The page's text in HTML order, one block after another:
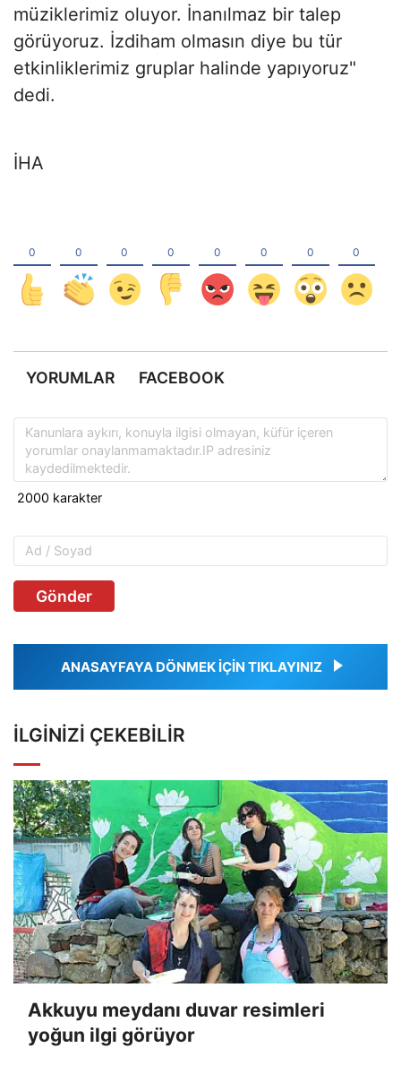
müziklerimiz oluyor. İnanılmaz bir talep
görüyoruz. İzdiham olmasın diye bu tür
etkinliklerimiz gruplar halinde yapıyoruz"
dedi.
İHA
YORUMLAR FACEBOOK
Gönder
ANASAYFAYA DÖNMEK İÇİN TIKLAYINIZ
İLGINIZI ÇEKEBILIR
Akkuyu meydanı duvar resimleri
yoğun ilgi görüyor